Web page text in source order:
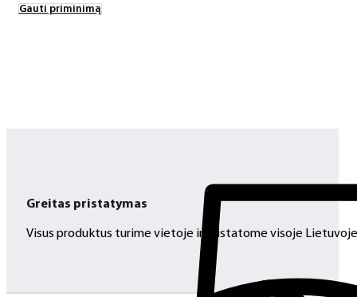
Gauti priminimą
Greitas pristatymas
Visus produktus turime vietoje ir pristatome visoje Lietuvoje